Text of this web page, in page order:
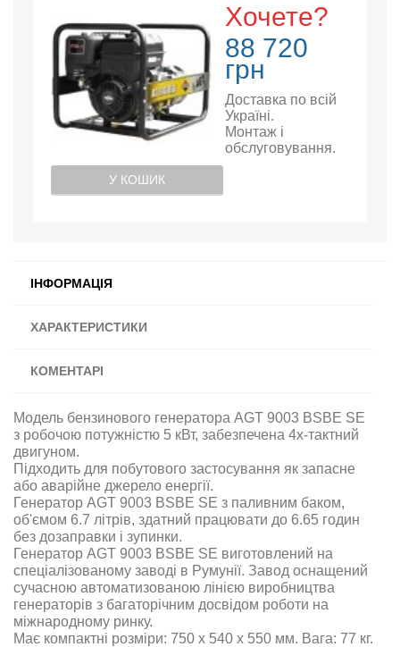
Хочете?
88 720
грн
Доставка по всій
Україні.
Монтаж і
обслуговування.
У КОШИК
ІНФОРМАЦІЯ
ХАРАКТЕРИСТИКИ
КОМЕНТАРІ
Модель бензинового генератора AGT 9003 BSBE SE
з робочою потужністю 5 кВт, забезпечена 4х-тактний
двигуном.
Підходить для побутового застосування як запасне
або аварійне джерело енергії.
Генератор AGT 9003 BSBE SE з паливним баком,
об'ємом 6.7 літрів, здатний працювати до 6.65 годин
без дозаправки і зупинки.
Генератор AGT 9003 BSBE SE виготовлений на
спеціалізованому заводі в Румунії. Завод оснащений
сучасною автоматизованою лінією виробництва
генераторів з багаторічним досвідом роботи на
міжнародному ринку.
Має компактні розміри: 750 х 540 х 550 мм. Вага: 77 кг.